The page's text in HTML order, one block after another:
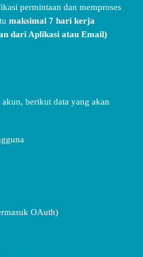
permintaan dan memproses
maksimal 7 hari kerja
dari Aplikasi atau Email)
akun, berikut data yang akan
OAuth)